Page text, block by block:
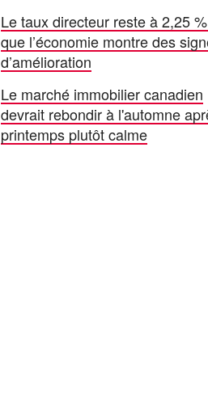
Le taux directeur reste à 2,25
que l’économie montre des
d’amélioration
Le marché immobilier canadien
devrait rebondir à l'automne
printemps plutôt calme